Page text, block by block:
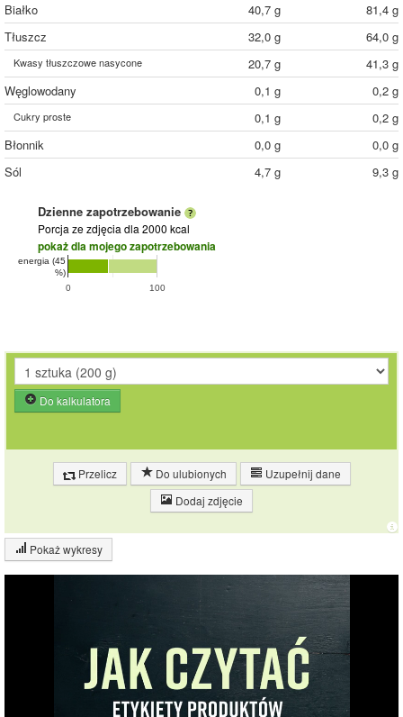
Białko
40,7 g
81,4 g
Tłuszcz
32,0 g 64,0 g
Kwasy tłuszczowe nasycone 20,7 g
41,3 g
Węglowodany
0,1 g 0,2 g
Cukry proste 0,1 g
0,2 g
Błonnik
0,0 g
0,0 g
Sól
4,7 g 9,3 g
Dzienne zapotrzebowanie
Porcja ze zdjęcia dla 2000 kcal
pokaż dla mojego zapotrzebowania
0 100
energia (45
%)
Do kalkulatora
Przelicz Do ulubionych
Uzupełnij dane
Dodaj zdjęcie
Pokaż wykresy
Wykres składu produktu
40.6%